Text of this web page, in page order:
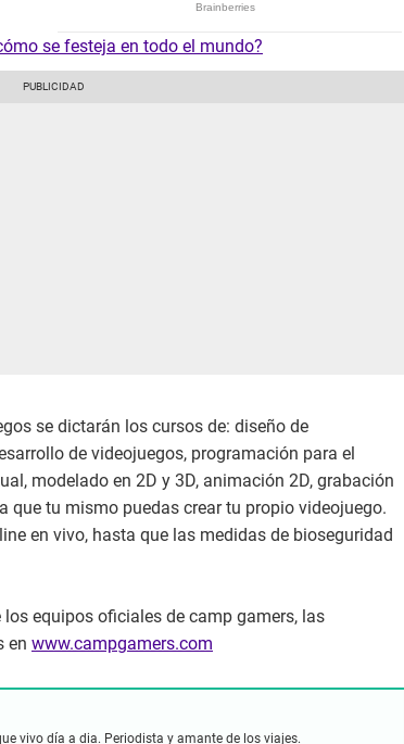
se festeja en todo el mundo?
se dictarán los cursos de: diseño de
de videojuegos, programación para el
modelado en 2D y 3D, animación 2D, grabación
que tu mismo puedas crear tu propio videojuego.
en vivo, hasta que las medidas de bioseguridad
equipos oficiales de camp gamers, las
en www.campgamers.com
vivo día a dia. Periodista y amante de los viajes.